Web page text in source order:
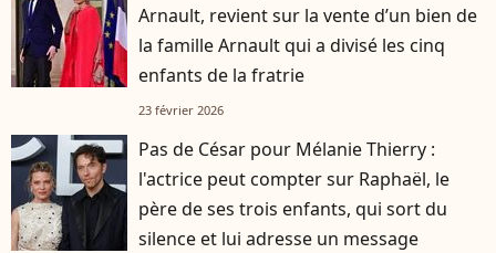
Arnault, revient sur la vente d’un bien de
la famille Arnault qui a divisé les cinq
enfants de la fratrie
23 février 2026
Pas de César pour Mélanie Thierry :
l'actrice peut compter sur Raphaël, le
père de ses trois enfants, qui sort du
silence et lui adresse un message